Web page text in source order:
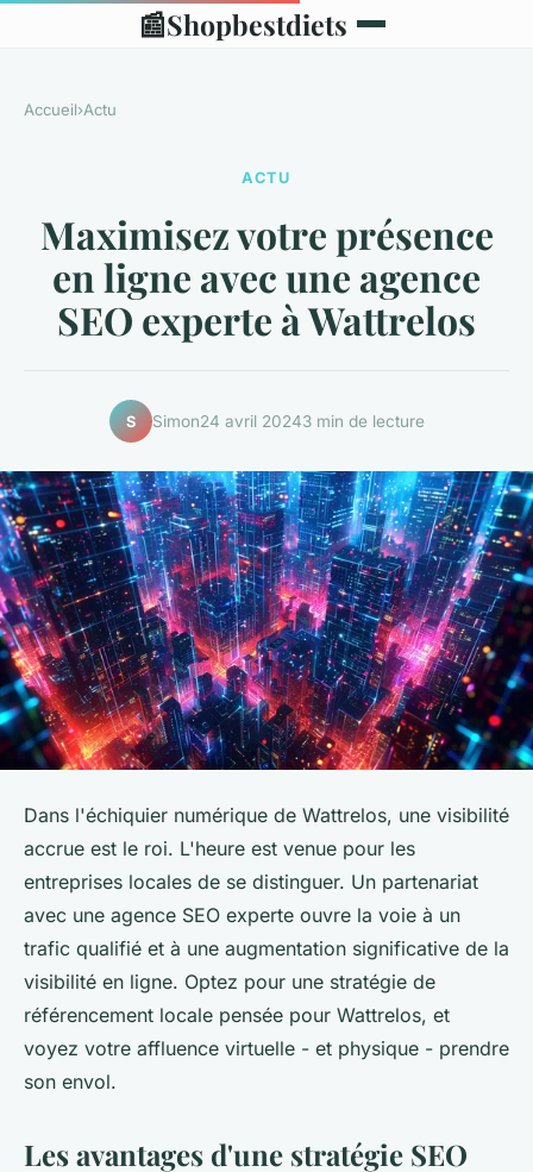
📰Shopbestdiets
Accueil›Actu
ACTU
Maximisez votre présence
en ligne avec une agence
SEO experte à Wattrelos
S Simon24 avril 20243 min de lecture
Dans l'échiquier numérique de Wattrelos, une visibilité
accrue est le roi. L'heure est venue pour les
entreprises locales de se distinguer. Un partenariat
avec une agence SEO experte ouvre la voie à un
trafic qualifié et à une augmentation significative de la
visibilité en ligne. Optez pour une stratégie de
référencement locale pensée pour Wattrelos, et
voyez votre affluence virtuelle - et physique - prendre
son envol.
Les avantages d'une stratégie SEO